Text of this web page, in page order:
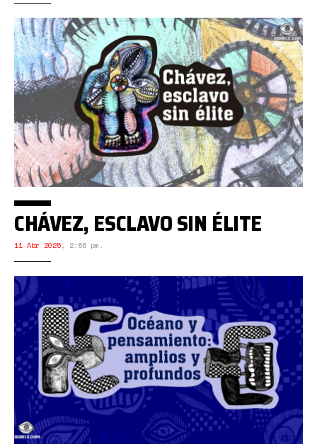
CHÁVEZ, ESCLAVO SIN ÉLITE
11 Abr 2025, 2:56 pm.